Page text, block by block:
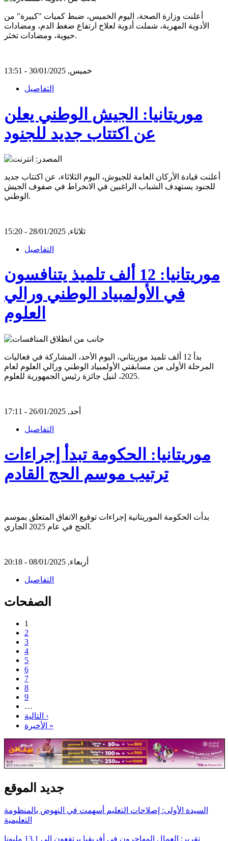
أعلنت وزارة الصحة، اليوم الخميس، ضبط كميات "كبيرة" من
الأدوية المهربة، شملت أدوية لعلاج ارتفاع ضغط الدم، ومضادات
حيوية، ومضادات تخثر.
خميس, 30/01/2025 - 13:51
التفاصيل
موريتانيا: الجيش الوطني يعلن
عن اكتتاب جديد للجنود
أعلنت قيادة الأركان العامة للجيوش، اليوم الثلاثاء، عن اكتتاب جديد
للجنود يستهدف الشباب الراغبين في الانخراط في صفوف الجيش
الوطني.
ثلاثاء, 28/01/2025 - 15:20
التفاصيل
موريتانيا: 12 ألف تلميذ يتنافسون
في الأولمبياد الوطني ورالي
العلوم
بدأ 12 ألف تلميذ موريتاني، اليوم الأحد، المشاركة في فعاليات
المرحلة الأولى من مسابقتي الأولمبياد الوطني ورالي العلوم لعام
2025، لنيل جائزة رئيس الجمهورية للعلوم.
أحد, 26/01/2025 - 17:11
التفاصيل
موريتانيا: الحكومة تبدأ إجراءات
ترتيب موسم الحج القادم
بدأت الحكومة الموريتانية إجراءات توقيع الاتفاق المتعلق بموسم
الحج في عام 2025 الجاري.
أربعاء, 08/01/2025 - 20:18
التفاصيل
الصفحات
1
2
3
4
5
6
7
8
9
…
التالية ›
الأخيرة »
جديد الموقع
السيدة الأولى: إصلاحات التعليم أسهمت في النهوض بالمنظومة
التعليمية
تقرير: العمال المهاجرون في أفريقيا يرتفعون إلى 13.1 مليونا